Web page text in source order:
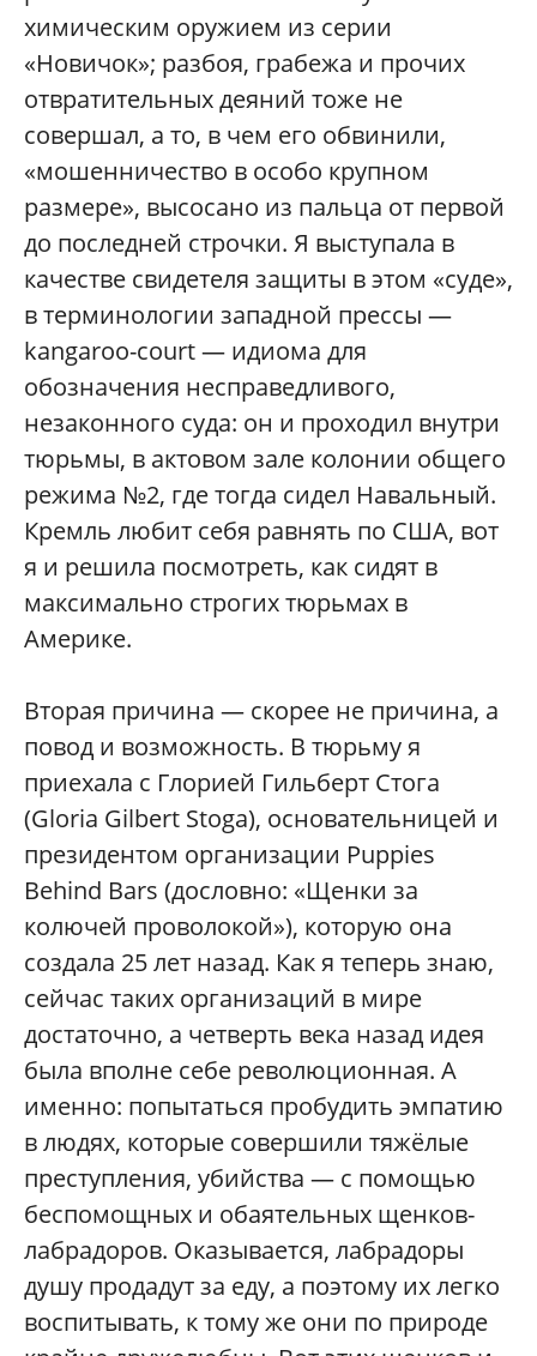
химическим оружием из серии
«Новичок»; разбоя, грабежа и прочих
отвратительных деяний тоже не
совершал, а то, в чем его обвинили,
«мошенничество в особо крупном
размере», высосано из пальца от первой
до последней строчки. Я выступала в
качестве свидетеля защиты в этом «суде»,
в терминологии западной прессы —
kangaroo-court — идиома для
обозначения несправедливого,
незаконного суда: он и проходил внутри
тюрьмы, в актовом зале колонии общего
режима №2, где тогда сидел Навальный.
Кремль любит себя равнять по США, вот
я и решила посмотреть, как сидят в
максимально строгих тюрьмах в
Америке.
Вторая причина — скорее не причина, а
повод и возможность. В тюрьму я
приехала с Глорией Гильберт Стога
(Gloria Gilbert Stoga), основательницей и
президентом организации Puppies
Behind Bars (дословно: «Щенки за
колючей проволокой»), которую она
создала 25 лет назад. Как я теперь знаю,
сейчас таких организаций в мире
достаточно, а четверть века назад идея
была вполне себе революционная. А
именно: попытаться пробудить эмпатию
в людях, которые совершили тяжёлые
преступления, убийства — с помощью
беспомощных и обаятельных щенков-
лабрадоров. Оказывается, лабрадоры
душу продадут за еду, а поэтому их легко
воспитывать, к тому же они по природе